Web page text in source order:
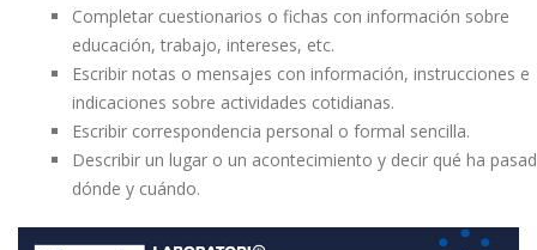
Completar cuestionarios o fichas con información sobre
educación, trabajo, intereses, etc.
Escribir notas o mensajes con información, instrucciones e
indicaciones sobre actividades cotidianas.
Escribir correspondencia personal o formal sencilla.
Describir un lugar o un acontecimiento y decir qué ha
dónde y cuándo.